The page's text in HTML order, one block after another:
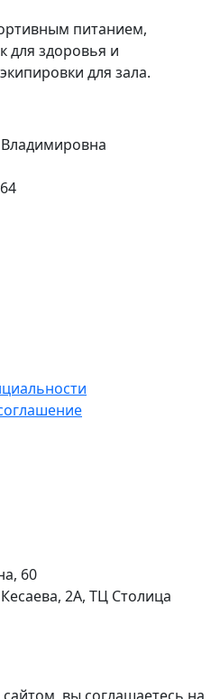
питанием,
для здоровья и
для зала.
60
2А, ТЦ Столица